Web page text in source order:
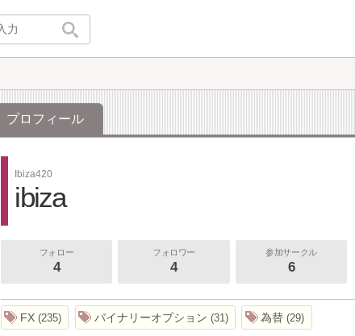
プロフィール
Ibiza420
ibiza
フォロー
4
フォロワー
4
参加サークル
6
FX 235 バイナリーオプション 31 為替 29